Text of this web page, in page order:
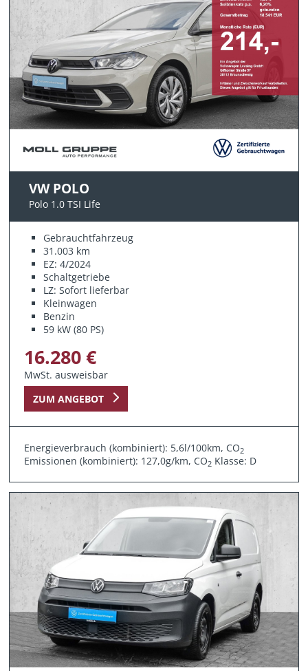
VW POLO
Polo 1.0 TSI Life
Gebrauchtfahrzeug
31.003 km
EZ: 4/2024
Schaltgetriebe
LZ: Sofort lieferbar
Kleinwagen
Benzin
59 kW (80 PS)
16.280 €
MwSt. ausweisbar
ZUM ANGEBOT
Energieverbrauch (kombiniert): 5,6l/100km, CO2
Emissionen (kombiniert): 127,0g/km, CO2 Klasse: D